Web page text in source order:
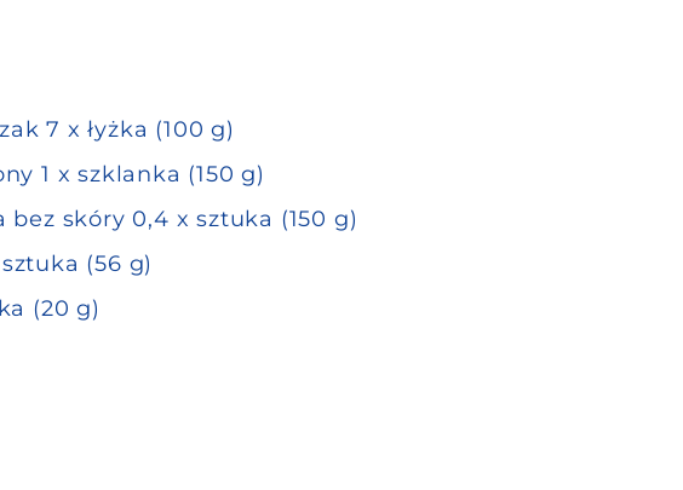
7 x łyżka (100 g)
1 x szklanka (150 g)
bez skóry 0,4 x sztuka (150 g)
(56 g)
(20 g)